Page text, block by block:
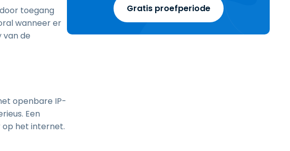
Gratis proefperiode
toegang
wanneer er
van de
openbare IP-
Een
het internet.